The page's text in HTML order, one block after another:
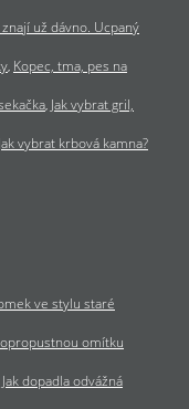
už dávno. Ucpaný
Kopec, tma, pes na
Jak vybrat gril,
Jak vybrat krbová kamna?
ve stylu staré
omítku
dopadla odvážná